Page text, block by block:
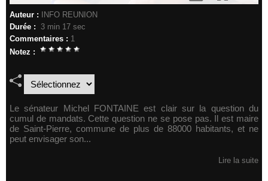
Auteur :
INFO REUNION
Durée :
3 min 17 sec
Commentaires : 1
Notez :
Le sénateur Michel FONTAINE est clair sur la question du
cumul de mandats. Cette question ne se pose pas. Il est maire
de Saint-Pierre, commune de plus de 88000 habitants, et ne
peut envisager son...
Lire la suite